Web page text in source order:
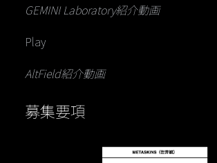
GEMINI Laboratory紹介動画
Play
AltField紹介動画
募集要項